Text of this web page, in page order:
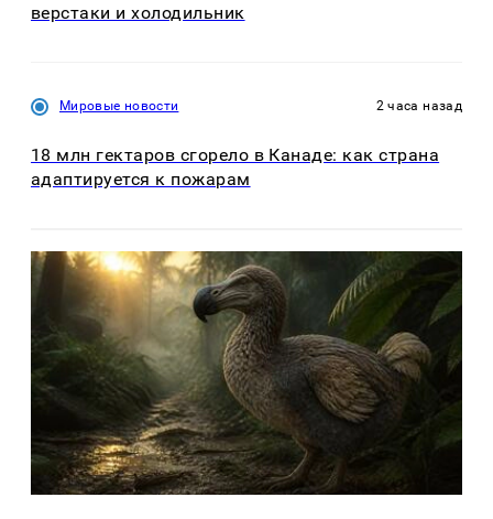
верстаки и холодильник
Мировые новости 2 часа назад
18 млн гектаров сгорело в Канаде: как страна
адаптируется к пожарам